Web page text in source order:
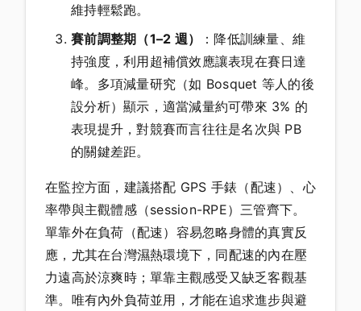
維持輕鬆跑。
賽前調整期（1–2 週）
：降低訓練量、維
持強度，利用超補償效應讓表現在賽日達
峰。多項減量研究（如 Bosquet 等人的後
設分析）顯示，適當減量約可帶來 3% 的
表現提升，對競賽而言往往是名次與 PB
的關鍵差距。
在監控方面，建議搭配 GPS 手錶（配速）、心
率帶與主觀體感（session-RPE）三管齊下。
單靠外在負荷（配速）容易忽略身體的真實反
應，尤其在台灣濕熱環境下，同配速的內在壓
力遠高於涼爽時；單靠主觀感受又缺乏客觀基
準。唯有內外負荷並用，才能在追求進步與避